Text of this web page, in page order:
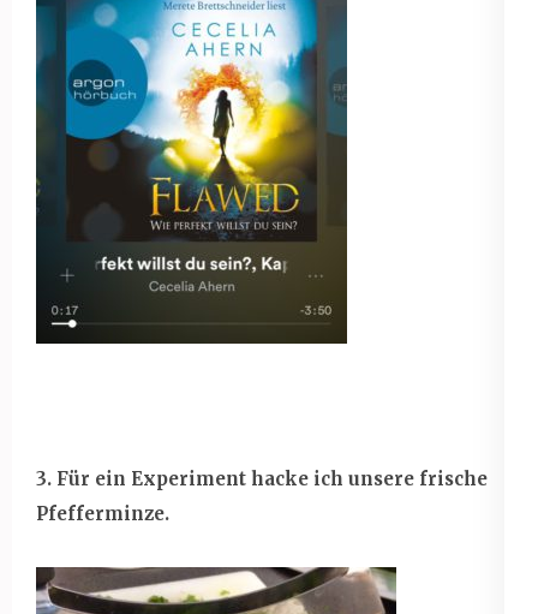
3. Für ein Experiment hacke ich unsere frische
Pfefferminze.